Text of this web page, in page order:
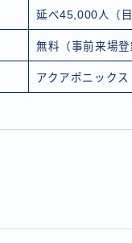
延べ45,000人（
無料（事前来場登
アクアポニック